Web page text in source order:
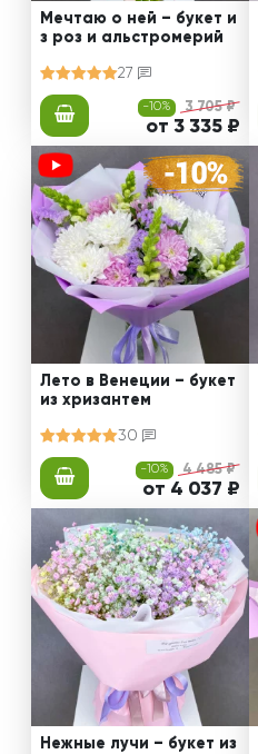
Мечтаю о ней – букет и
з роз и альстромерий
27
-10% 3 705 ₽
от 3 335 ₽
Лето в Венеции – букет
из хризантем
30
-10% 4 485 ₽
от 4 037 ₽
Нежные лучи – букет из